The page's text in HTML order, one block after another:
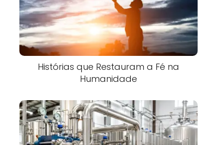
Histórias que Restauram a Fé na
Humanidade